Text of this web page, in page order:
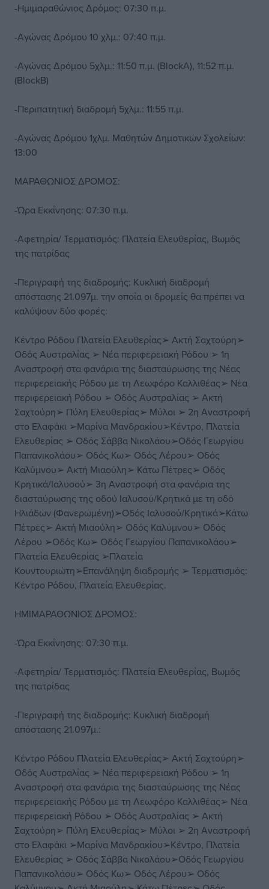
-Ημιμαραθώνιος Δρόμος: 07:30 π.μ.
-Αγώνας Δρόμου 10 χλμ.: 07:40 π.μ.
-Αγώνας Δρόμου 5χλμ.: 11:50 π.μ. (BlockA), 11:52 π.μ.
(BlockB)
-Περιπατητική διαδρομή 5χλμ.: 11:55 π.μ.
-Αγώνας Δρόμου 1χλμ. Μαθητών Δημοτικών Σχολείων:
13:00
ΜΑΡΑΘΩΝΙΟΣ ΔΡΟΜΟΣ:
-Ώρα Εκκίνησης: 07:30 π.μ.
-Αφετηρία/ Τερματισμός: Πλατεία Ελευθερίας, Βωμός
της πατρίδας
-Περιγραφή της διαδρομής: Κυκλική διαδρομή
απόστασης 21.097μ. την οποία οι δρομείς θα πρέπει να
καλύψουν δύο φορές:
Κέντρο Ρόδου Πλατεία Ελευθερίας➢ Ακτή Σαχτούρη➢
Οδός Αυστραλίας ➢ Νέα περιφερειακή Ρόδου ➢ 1η
Αναστροφή στα φανάρια της διασταύρωσης της Νέας
περιφερειακής Ρόδου με τη Λεωφόρο Καλλιθέας➢ Νέα
περιφερειακή Ρόδου ➢ Οδός Αυστραλίας ➢ Ακτή
Σαχτούρη➢ Πύλη Ελευθερίας➢ Μύλοι ➢ 2η Αναστροφή
στο Ελαφάκι ➢Μαρίνα Μανδρακίου➢Κέντρο, Πλατεία
Ελευθερίας ➢ Οδός Σάββα Νικολάου➢Οδός Γεωργίου
Παπανικολάου➢ Οδός Κω➢ Οδός Λέρου➢ Οδός
Καλύμνου➢ Ακτή Μιαούλη➢ Κάτω Πέτρες➢ Οδός
Κρητικά/Ιαλυσού➢ 3η Αναστροφή στα φανάρια της
διασταύρωσης της οδού Ιαλυσού/Κρητικά με τη οδό
Ηλιάδων (Φανερωμένη)➢Οδός Ιαλυσού/Κρητικά➢Κάτω
Πέτρες➢ Ακτή Μιαούλη➢ Οδός Καλύμνου➢ Οδός
Λέρου ➢Οδός Κω➢ Οδός Γεωργίου Παπανικολάου➢
Πλατεία Ελευθερίας ➢Πλατεία
Κουντουριώτη➢Επανάληψη διαδρομής ➢ Τερματισμός:
Κέντρο Ρόδου, Πλατεία Ελευθερίας.
ΗΜΙΜΑΡΑΘΩΝΙΟΣ ΔΡΟΜΟΣ:
-Ώρα Εκκίνησης: 07:30 π.μ.
-Αφετηρία/ Τερματισμός: Πλατεία Ελευθερίας, Βωμός
της πατρίδας
-Περιγραφή της διαδρομής: Κυκλική διαδρομή
απόστασης 21.097μ.:
Κέντρο Ρόδου Πλατεία Ελευθερίας➢ Ακτή Σαχτούρη➢
Οδός Αυστραλίας ➢ Νέα περιφερειακή Ρόδου ➢ 1η
Αναστροφή στα φανάρια της διασταύρωσης της Νέας
περιφερειακής Ρόδου με τη Λεωφόρο Καλλιθέας➢ Νέα
περιφερειακή Ρόδου ➢ Οδός Αυστραλίας ➢ Ακτή
Σαχτούρη➢ Πύλη Ελευθερίας➢ Μύλοι ➢ 2η Αναστροφή
στο Ελαφάκι ➢Μαρίνα Μανδρακίου➢Κέντρο, Πλατεία
Ελευθερίας ➢ Οδός Σάββα Νικολάου➢Οδός Γεωργίου
Παπανικολάου➢ Οδός Κω➢ Οδός Λέρου➢ Οδός